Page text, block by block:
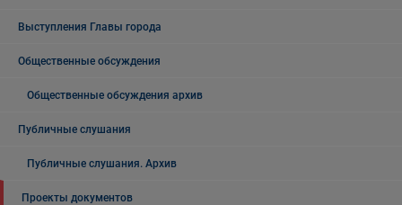
Выступления Главы города
Общественные обсуждения
Общественные обсуждения архив
Публичные слушания
Публичные слушания. Архив
Проекты документов